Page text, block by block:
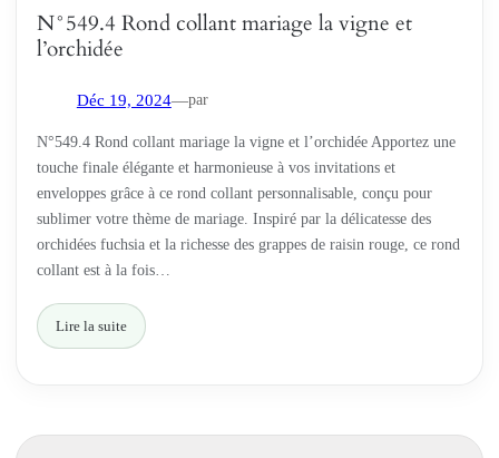
N°549.4 Rond collant mariage la vigne et
l’orchidée
Déc 19, 2024—par
N°549.4 Rond collant mariage la vigne et l’orchidée Apportez une
touche finale élégante et harmonieuse à vos invitations et
enveloppes grâce à ce rond collant personnalisable, conçu pour
sublimer votre thème de mariage. Inspiré par la délicatesse des
orchidées fuchsia et la richesse des grappes de raisin rouge, ce rond
collant est à la fois…
Lire la suite